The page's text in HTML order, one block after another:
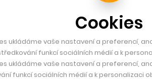
Cookies
ukládáme vaše nastavení a preferencí,
funkcí sociálních médií a k
ukládáme vaše nastavení a preferencí,
funkcí sociálních médií a k personalizaci